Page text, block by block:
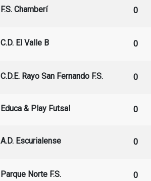
F.S. Chamberí 0
C.D. El Valle B 0
C.D.E. Rayo San Fernando F.S. 0
Educa & Play Futsal 0
A.D. Escurialense 0
Parque Norte F.S. 0